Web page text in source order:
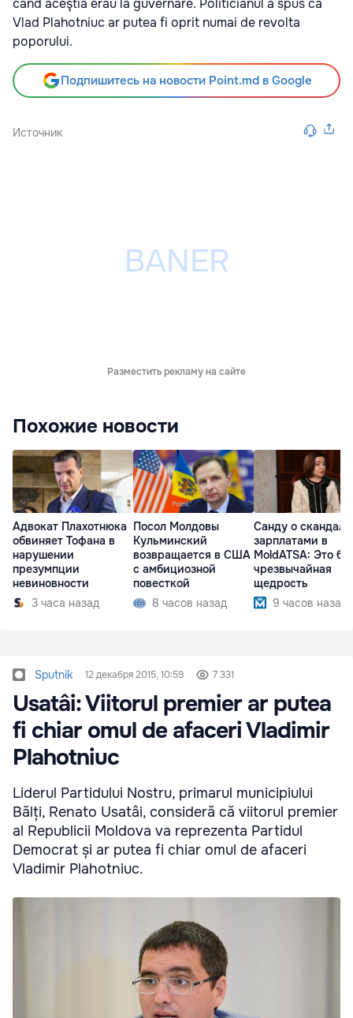
când aceştia erau la guvernare. Politicianul a spus că
Vlad Plahotniuc ar putea fi oprit numai de revolta
poporului.
Подпишитесь на новости Point.md в Google
Источник
Разместить рекламу на сайте
Похожие новости
Адвокат Плахотнюка
обвиняет Тофана в
нарушении
презумпции
невиновности
3 часа назад
Посол Молдовы
Кульминский
возвращается в США
с амбициозной
повесткой
8 часов назад
Санду о
зарплатами в
MoldATSA: Это
чрезвычайная
щедрость
9 часов назад
Sputnik 12 декабря 2015, 10:59 7 331
Usatâi: Viitorul premier ar putea
fi chiar omul de afaceri Vladimir
Plahotniuc
Liderul Partidului Nostru, primarul municipiului
Bălți, Renato Usatâi, consideră că viitorul premier
al Republicii Moldova va reprezenta Partidul
Democrat și ar putea fi chiar omul de afaceri
Vladimir Plahotniuc.